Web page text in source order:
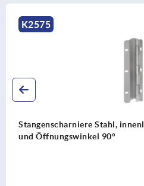
Stahl,
Öffnungswinkel 90°